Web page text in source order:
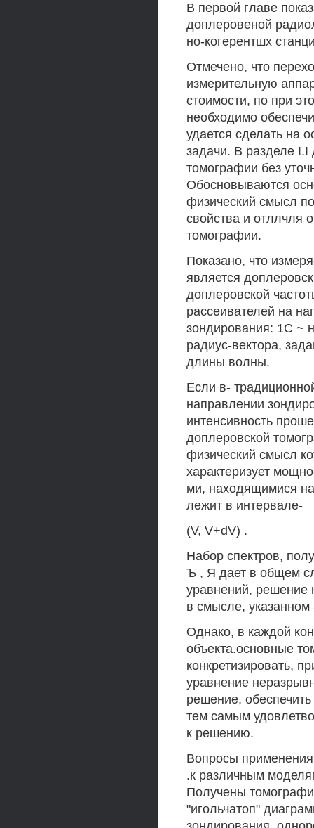
В первой главе
доплеровеной
но-когерентшх
Отмечено, что
измерительную
стоимости, по при
необходимо
удается сделать на
задачи. В разделе I.I
томографии без
Обосновываются
физический смысл
свойства и отллчля
томографии.
Показано, что
является
доплеровской
рассеивателей на
зондирования: 1С ~
радиус-вектора,
длины волны.
Если в-
направлении
интенсивность
доплеровской
физический смысл
характеризует
ми, находящимися на
лежит в интервале-
(V, V+dV) .
Набор спектров,
Ъ , Я дает в общем
уравнений, решение
в смысле,
Однако, в каждой
объекта.основные
конкретизировать,
уравнение
решение,
тем самым
к решению.
Вопросы
.к различным
Получены
"игольчатоп"